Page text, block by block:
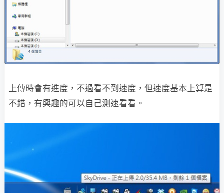
上傳時會有進度，不過看不到速度，但速度基本上算是
不錯，有興趣的可以自己測速看看。